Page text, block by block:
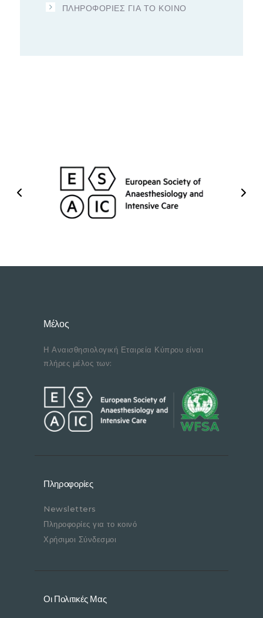
ΠΛΗΡΟΦΟΡΙΕΣ ΓΙΑ ΤΟ ΚΟΙΝΟ
Μέλος
Η Αναισθησιολογική Εταιρεία Κύπρου είναι
πλήρες μέλος των:
Πληροφορίες
Newsletters
Πληροφορίες για το κοινό
Χρήσιμοι Σύνδεσμοι
Οι Πολιτικές Μας